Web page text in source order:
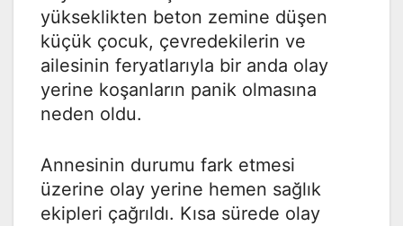
yükseklikten beton zemine düşen
küçük çocuk, çevredekilerin ve
ailesinin feryatlarıyla bir anda olay
yerine koşanların panik olmasına
neden oldu.
Annesinin durumu fark etmesi
üzerine olay yerine hemen sağlık
ekipleri çağrıldı. Kısa sürede olay